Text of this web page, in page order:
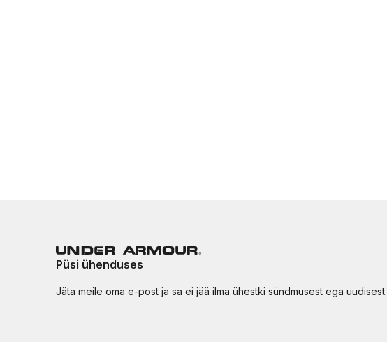
Püsi ühenduses
Jäta meile oma e-post ja sa ei jää ilma ühestki sündmusest ega uudisest.